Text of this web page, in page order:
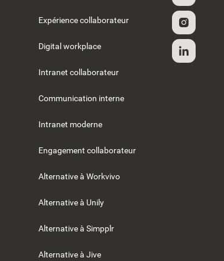
Expérience collaborateur
Digital workplace
Intranet collaborateur
Communication interne
Intranet moderne
Engagement collaborateur
Alternative à Workvivo
Alternative à Unily
Alternative à Simpplr
Alternative à Jive